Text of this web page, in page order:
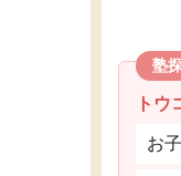
塾
トウ
お